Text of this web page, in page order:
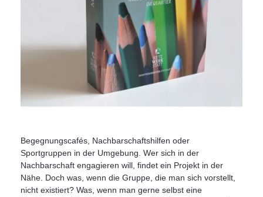
Begegnungscafés, Nachbarschaftshilfen oder
Sportgruppen in der Umgebung. Wer sich in der
Nachbarschaft engagieren will, findet ein Projekt in der
Nähe. Doch was, wenn die Gruppe, die man sich vorstellt,
nicht existiert? Was, wenn man gerne selbst eine